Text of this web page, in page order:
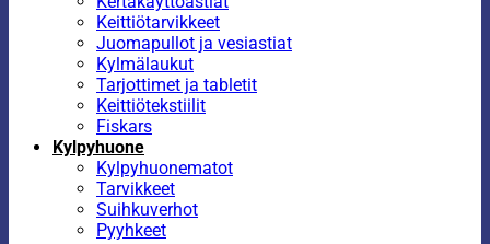
Keittiötarvikkeet
Juomapullot ja vesiastiat
Kylmälaukut
Tarjottimet ja tabletit
Keittiötekstiilit
Fiskars
Kylpyhuone
Kylpyhuonematot
Tarvikkeet
Suihkuverhot
Pyyhkeet